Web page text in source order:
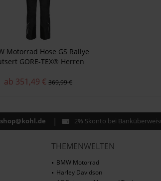
Motorrad Hose GS Rallye
GORE-TEX® Herren
ab 351,49 € 369,99 €
shop@kohl.de 2% Skonto bei
THEMENWELTEN
BMW Motorrad
Harley Davidson